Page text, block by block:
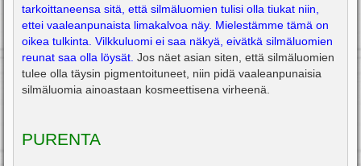
tarkoittaneensa sitä, että silmäluomien tulisi olla tiukat niin,
ettei vaaleanpunaista limakalvoa näy. Mielestämme tämä on
oikea tulkinta. Vilkkuluomi ei saa näkyä, eivätkä silmäluomien
reunat saa olla löysät. Jos näet asian siten, että silmäluomien
tulee olla täysin pigmentoituneet, niin pidä vaaleanpunaisia
silmäluomia ainoastaan kosmeettisena virheenä.
PURENTA